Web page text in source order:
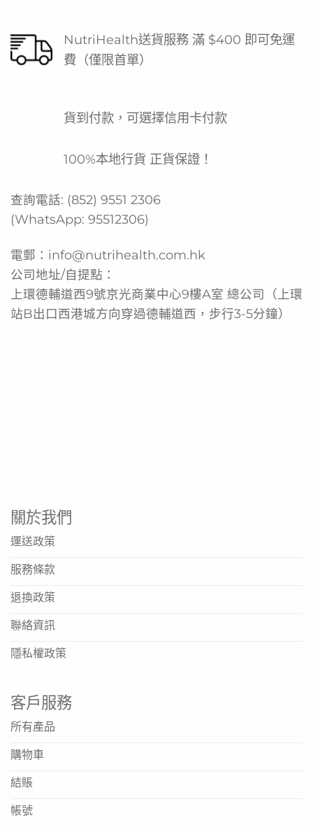
NutriHealth送貨服務 滿 $400 即可免運
費（僅限首單）
貨到付款，可選擇信用卡付款
100%本地行貨 正貨保證！
查詢電話: (852) 9551 2306
(WhatsApp: 95512306)
電郵： info@nutrihealth.com.hk
公司地址/自提點：
上環德輔道西9號京光商業中心9樓A室 總公司（上環
站B出口西港城方向穿過德輔道西，步行3-5分鐘）
關於我們
運送政策
服務條款
退換政策
聯絡資訊
隱私權政策
客戶服務
所有產品
購物車
結賬
帳號